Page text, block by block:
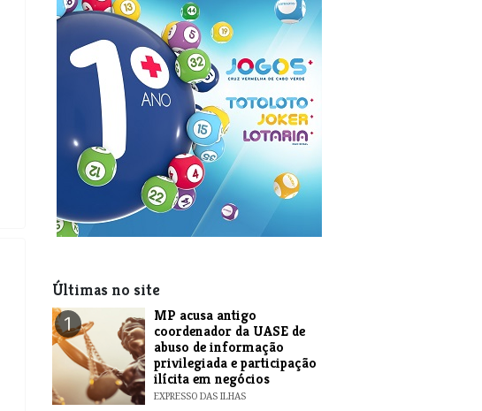
Últimas no site
1
MP acusa antigo
coordenador da UASE de
abuso de informação
privilegiada e participação
ilícita em negócios
EXPRESSO DAS ILHAS